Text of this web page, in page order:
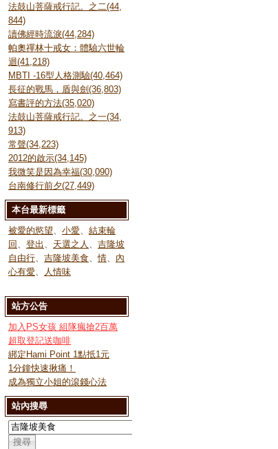
法鼓山菩薩戒行記。之二(44,
844)
讀佛經時流淚(44,284)
帕奧禪林十戒女：體驗六世輪
迴(41,218)
MBTI -16型人格測驗(40,464)
長征的戰馬，盾與劍(36,803)
寫書評的方法(35,020)
法鼓山菩薩戒行記。之一(34,
913)
常聲(34,223)
2012的啟示(34,145)
我微笑是因為幸福(30,090)
台南修行前夕(27,449)
本台最新標籤
被愛的慾望
小愛
結束輪
回
登出 天選之人
吉隆坡
自由行
吉隆坡美食 、情
內
心有愛
人情味
站方公告
加入PS女孩 組隊瘋搶2百萬
超取登記送咖啡
綁定Hami Point 1點抵1元
1分鐘快速揪痛！
成為獨立小姐的滾錢心法
站內搜尋